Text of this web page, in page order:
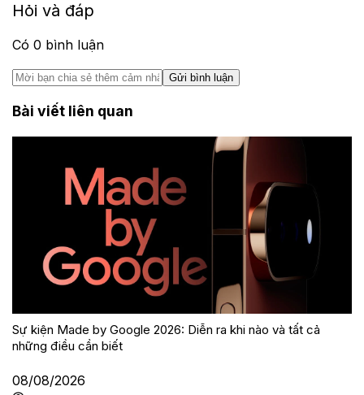
Hỏi và đáp
Có 0 bình luận
Gửi bình luận
Bài viết liên quan
Sự kiện Made by Google 2026: Diễn ra khi nào và tất cả
những điều cần biết
08/08/2026